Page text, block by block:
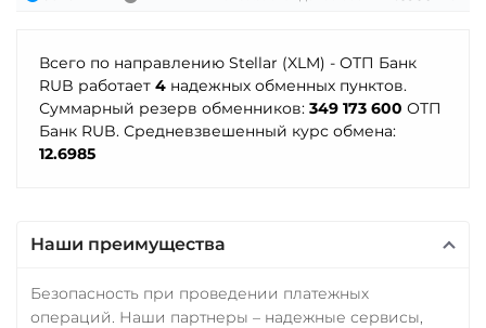
Terra Classic (LUNC)
Tether (USDT)
ПУМБ UAH
Райффайзен
RUB UAH
Россельхоз банк RUB
Сбербанк
Всего по направлению Stellar (XLM) - ОТП Банк
RUB работает 4 надежных обменных пунктов.
Суммарный резерв обменников: 349 173 600 ОТП
Банк RUB. Средневзвешенный курс обмена:
12.6985
Наши преимущества
Безопасность при проведении платежных
операций. Наши партнеры – надежные сервисы,